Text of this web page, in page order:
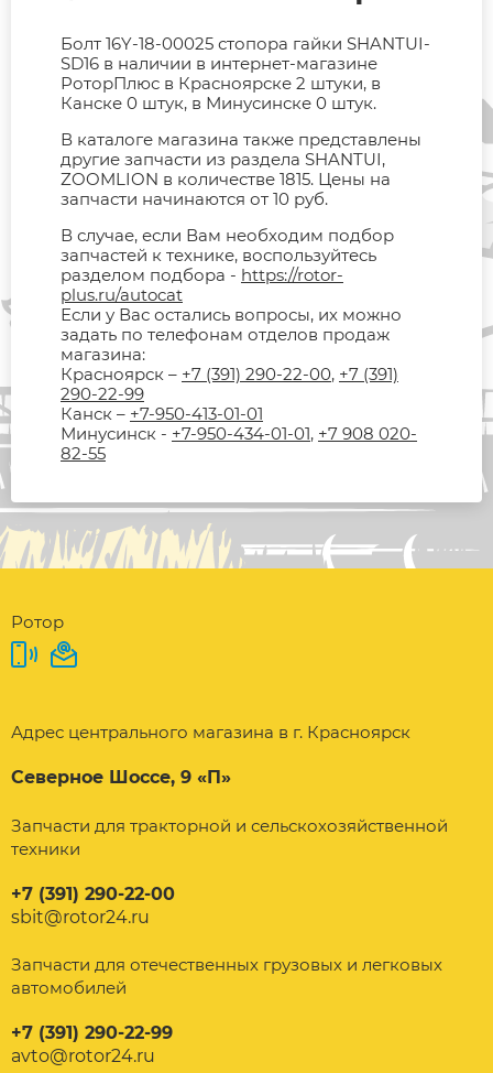
Болт 16Y-18-00025 стопора гайки SHANTUI-
SD16 в наличии в интернет-магазине
РоторПлюс в Красноярске 2 штуки, в
Канске 0 штук, в Минусинске 0 штук.
В каталоге магазина также представлены
другие запчасти из раздела SHANTUI,
ZOOMLION в количестве 1815. Цены на
запчасти начинаются от 10 руб.
В случае, если Вам необходим подбор
запчастей к технике, воспользуйтесь
разделом подбора - https://rotor-
plus.ru/autocat
Если у Вас остались вопросы, их можно
задать по телефонам отделов продаж
магазина:
Красноярск – +7 (391) 290-22-00, +7 (391)
290-22-99
Канск – +7-950-413-01-01
Минусинск - +7-950-434-01-01, +7 908 020-
82-55
Ротор
Адрес центрального магазина в г. Красноярск
Северное Шоссе, 9 «П»
Запчасти для тракторной и сельскохозяйственной
техники
+7 (391) 290-22-00
sbit@rotor24.ru
Запчасти для отечественных грузовых и легковых
автомобилей
+7 (391) 290-22-99
avto@rotor24.ru